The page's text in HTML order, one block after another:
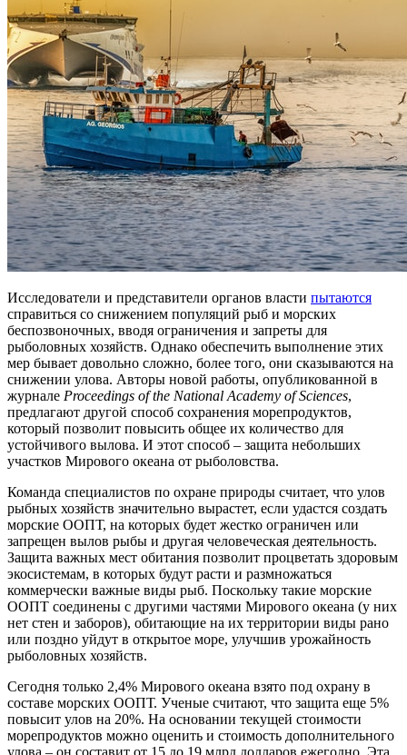
Исследователи и представители органов власти пытаются
справиться со снижением популяций рыб и морских
беспозвоночных, вводя ограничения и запреты для
рыболовных хозяйств. Однако обеспечить выполнение этих
мер бывает довольно сложно, более того, они сказываются на
снижении улова. Авторы новой работы, опубликованной в
журнале Proceedings of the National Academy of Sciences,
предлагают другой способ сохранения морепродуктов,
который позволит повысить общее их количество для
устойчивого вылова. И этот способ – защита небольших
участков Мирового океана от рыболовства.
Команда специалистов по охране природы считает, что улов
рыбных хозяйств значительно вырастет, если удастся создать
морские ООПТ, на которых будет жестко ограничен или
запрещен вылов рыбы и другая человеческая деятельность.
Защита важных мест обитания позволит процветать здоровым
экосистемам, в которых будут расти и размножаться
коммерчески важные виды рыб. Поскольку такие морские
ООПТ соединены с другими частями Мирового океана (у них
нет стен и заборов), обитающие на их территории виды рано
или поздно уйдут в открытое море, улучшив урожайность
рыболовных хозяйств.
Сегодня только 2,4% Мирового океана взято под охрану в
составе морских ООПТ. Ученые считают, что защита еще 5%
повысит улов на 20%. На основании текущей стоимости
морепродуктов можно оценить и стоимость дополнительного
улова – он составит от 15 до 19 млрд долларов ежегодно. Эта